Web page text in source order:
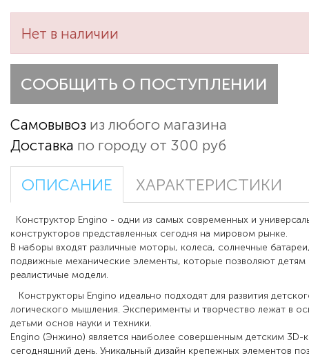
Нет в наличии
СООБЩИТЬ О ПОСТУПЛЕНИИ
Самовывоз из любого магазина
Доставка по городу от 300 руб
ОПИСАНИЕ ХАРАКТЕРИСТИКИ
Конструктор Engino - одни из самых современных и
конструкторов представленных сегодня на мировом рынке.
В наборы входят различные моторы, колеса, солнечные
подвижные механические элементы, которые позволяют детям
реалистичые модели.
Конструкторы Engino идеально подходят для развития
логического мышления. Эксперименты и творчество лежат в
детьми основ науки и техники.
Engino (Энжино) является наиболее совершенным детским 3D-
сегодняшний день. Уникальный дизайн крепежных элементов